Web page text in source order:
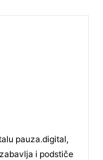
pauza.digital,
i podstiče